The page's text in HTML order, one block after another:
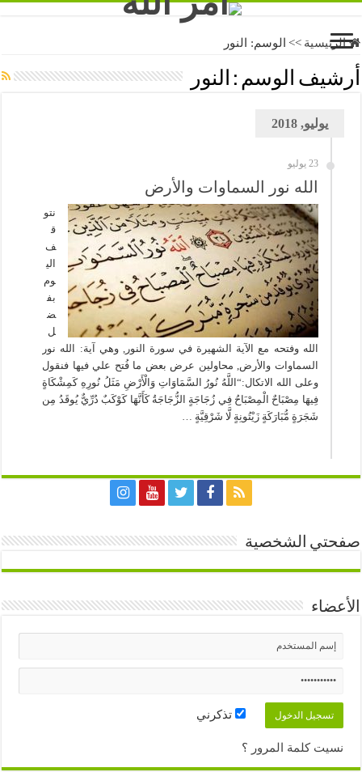
الرئيسية >> الوسم: النور
أرشيف الوسم : النور
يوليو, 2018
23 يوليو
الله نور السماوات والأرض
نتو
ق
ف
الي
وم
بف
ض
ل
الله وفتحه مع الآية الشهيرة في سورة النور, وهي آية: الله نور
السماوات والأرض, محاولين عرض بعض ما فُتح علي فيها فنقول
وعلى الله الاتكال:“اللَّهُ نُورُ السَّمَاوَاتِ وَالْأَرْضِ مَثَلُ نُورِهِ كَمِشْكَاةٍ
فِيهَا مِصْبَاحٌ الْمِصْبَاحُ فِي زُجَاجَةٍ الزُّجَاجَةُ كَأَنَّهَا كَوْكَبٌ دُرِّيٌّ يُوقَدُ مِن
شَجَرَةٍ مُّبَارَكَةٍ زَيْتُونِةٍ لَّا شَرْقِيَّةٍ …
صفحتي الشخصية
الأعضاء
تذكرني
نسيت كلمة المرور ؟